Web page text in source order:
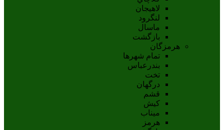
لاهيجان
لنگرود
ماسال
بازگشت
هرمزگان
تمام شهر‌ها
بندرعباس
تخت
درگهان
قشم
کيش
ميناب
هرمز